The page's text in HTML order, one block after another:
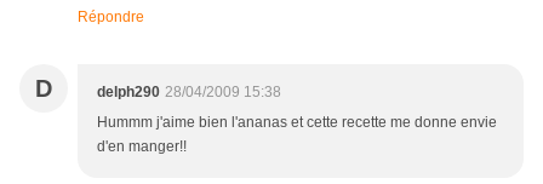
Répondre
D delph290 28/04/2009 15:38
Hummm j'aime bien l'ananas et cette recette me donne envie
d'en manger!!